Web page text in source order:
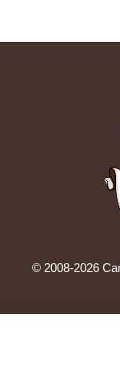
© 2008-2026